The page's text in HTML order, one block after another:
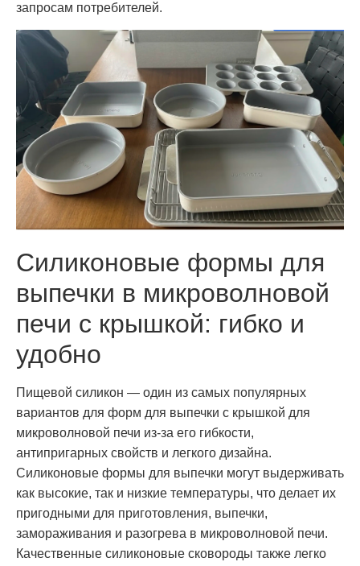
запросам потребителей.
Силиконовые формы для
выпечки в микроволновой
печи с крышкой: гибко и
удобно
Пищевой силикон — один из самых популярных
вариантов для форм для выпечки с крышкой для
микроволновой печи из-за его гибкости,
антипригарных свойств и легкого дизайна.
Силиконовые формы для выпечки могут выдерживать
как высокие, так и низкие температуры, что делает их
пригодными для приготовления, выпечки,
замораживания и разогрева в микроволновой печи.
Качественные силиконовые сковороды также легко